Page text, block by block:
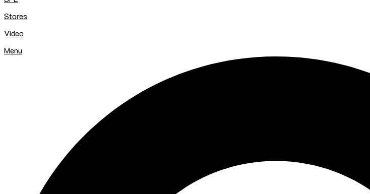
Stores
Video
Menu